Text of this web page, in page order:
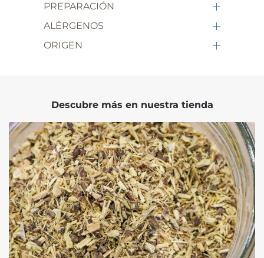
PREPARACIÓN
ALÉRGENOS
ORIGEN
Descubre más en nuestra tienda